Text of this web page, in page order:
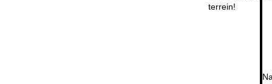
terrein!